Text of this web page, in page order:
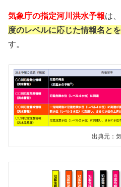
気象庁の指定河川洪水予報は、
度のレベルに応じた情報名と
す。
出典元：